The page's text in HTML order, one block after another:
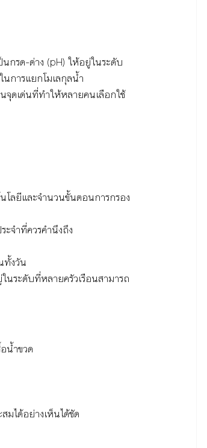
กรด-ด่าง (pH) ให้อยู่ในระดับ
การแยกโมเลกุลน้ำ
จุดเด่นที่ทำให้หลายคนเลือกใช้
ลยีและจำนวนขั้นตอนการกรอง
จำที่ควรคำนึงถึง
ทั้งวัน
ระดับที่หลายครัวเรือนสามารถ
น้ำขวด
มได้อย่างเห็นได้ชัด